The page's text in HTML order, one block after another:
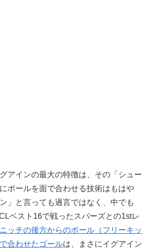
アインの最大の特徴は、その「シュー
ボールを面で合わせる技術はもはや
」と言っても過言ではなく、中でも
ベスト16で戦ったスパーズとの1stレ
ッチの後方からのボール（フリーキッ
合わせたゴールは、まさにイグアイン